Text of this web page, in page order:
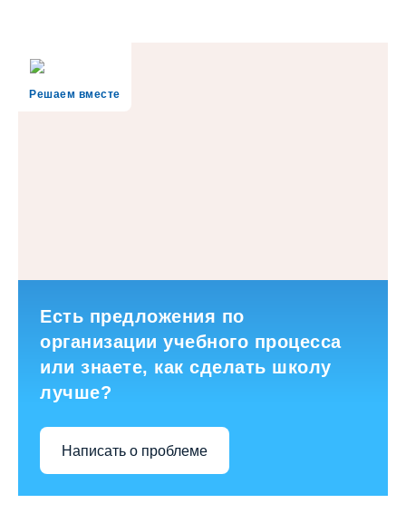
Решаем вместе
Есть предложения по
организации учебного процесса
или знаете, как сделать школу
лучше?
Написать о проблеме